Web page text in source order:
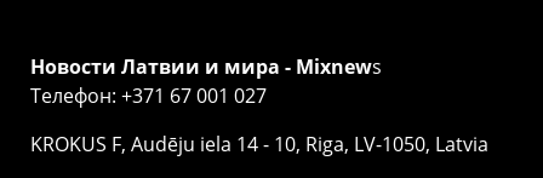
Новости Латвии и мира - Mixnews
Телефон: +371 67 001 027
KROKUS F, Audēju iela 14 - 10, Riga, LV-1050, Latvia